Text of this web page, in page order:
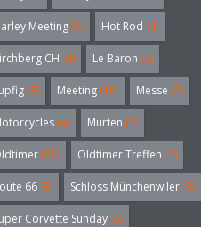
Meeting (5) Hot Rod (4)
CH (4) Le Baron (4)
(3) Meeting (18) Messe (5)
(4) Murten (3)
(32) Oldtimer Treffen (5)
66 (3) Schloss Münchenwiler (3)
Corvette Sunday (5)